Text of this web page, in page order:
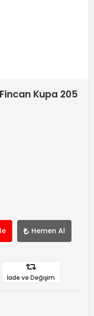
Kupa 205
Hemen Al
İade ve Değişim